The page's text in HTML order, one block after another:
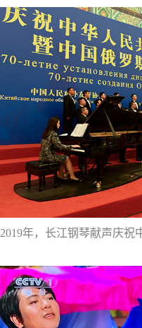
2019年，长江钢琴献声庆祝